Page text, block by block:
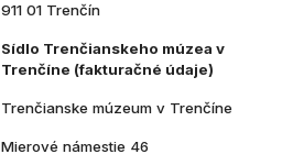
911 01 Trenčín
Sídlo Trenčianskeho múzea v
Trenčíne (fakturačné údaje)
Trenčianske múzeum v Trenčíne
Mierové námestie 46